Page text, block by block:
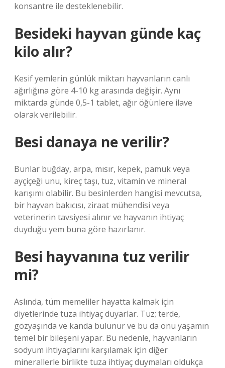
konsantre ile desteklenebilir.
Besideki hayvan günde kaç
kilo alır?
Kesif yemlerin günlük miktarı hayvanların canlı
ağırlığına göre 4-10 kg arasında değişir. Aynı
miktarda günde 0,5-1 tablet, ağır öğünlere ilave
olarak verilebilir.
Besi danaya ne verilir?
Bunlar buğday, arpa, mısır, kepek, pamuk veya
ayçiçeği unu, kireç taşı, tuz, vitamin ve mineral
karışımı olabilir. Bu besinlerden hangisi mevcutsa,
bir hayvan bakıcısı, ziraat mühendisi veya
veterinerin tavsiyesi alınır ve hayvanın ihtiyaç
duyduğu yem buna göre hazırlanır.
Besi hayvanına tuz verilir
mi?
Aslında, tüm memeliler hayatta kalmak için
diyetlerinde tuza ihtiyaç duyarlar. Tuz; terde,
gözyaşında ve kanda bulunur ve bu da onu yaşamın
temel bir bileşeni yapar. Bu nedenle, hayvanların
sodyum ihtiyaçlarını karşılamak için diğer
minerallerle birlikte tuza ihtiyaç duymaları oldukça